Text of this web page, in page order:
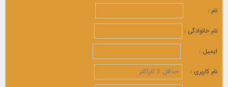
نام :
نام خانوادگی :
ایمیل :
نام کاربری :